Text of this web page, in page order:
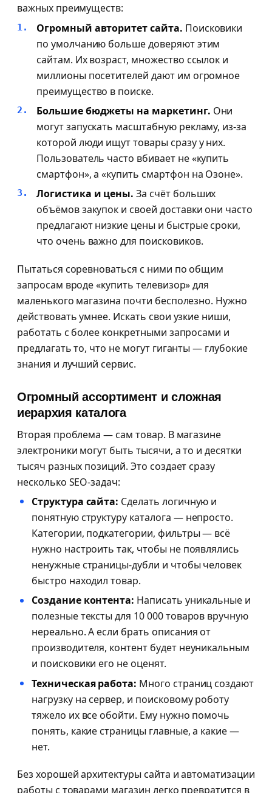
важных преимуществ:
Огромный авторитет сайта. Поисковики
по умолчанию больше доверяют этим
сайтам. Их возраст, множество ссылок и
миллионы посетителей дают им огромное
преимущество в поиске.
Большие бюджеты на маркетинг. Они
могут запускать масштабную рекламу, из-за
которой люди ищут товары сразу у них.
Пользователь часто вбивает не «купить
смартфон», а «купить смартфон на Озоне».
Логистика и цены. За счёт больших
объёмов закупок и своей доставки они часто
предлагают низкие цены и быстрые сроки,
что очень важно для поисковиков.
Пытаться соревноваться с ними по общим
запросам вроде «купить телевизор» для
маленького магазина почти бесполезно. Нужно
действовать умнее. Искать свои узкие ниши,
работать с более конкретными запросами и
предлагать то, что не могут гиганты — глубокие
знания и лучший сервис.
Огромный ассортимент и сложная
иерархия каталога
Вторая проблема — сам товар. В магазине
электроники могут быть тысячи, а то и десятки
тысяч разных позиций. Это создает сразу
несколько SEO-задач:
Структура сайта: Сделать логичную и
понятную структуру каталога — непросто.
Категории, подкатегории, фильтры — всё
нужно настроить так, чтобы не появлялись
ненужные страницы-дубли и чтобы человек
быстро находил товар.
Создание контента: Написать уникальные и
полезные тексты для 10 000 товаров вручную
нереально. А если брать описания от
производителя, контент будет неуникальным
и поисковики его не оценят.
Техническая работа: Много страниц создают
нагрузку на сервер, и поисковому роботу
тяжело их все обойти. Ему нужно помочь
понять, какие страницы главные, а какие —
нет.
Без хорошей архитектуры сайта и автоматизации
работы с товарами магазин легко превратится в